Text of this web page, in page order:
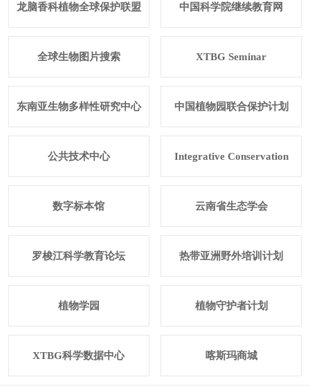
龙脑香科植物全球保护联盟 中国科学院继续教育网
全球生物图片搜索 XTBG Seminar
东南亚生物多样性研究中心 中国植物园联合保护计划
公共技术中心 Integrative Conservation
数字标本馆 云南省生态学会
罗梭江科学教育论坛 热带亚洲野外培训计划
植物学园 植物守护者计划
XTBG科学数据中心 喀斯玛商城